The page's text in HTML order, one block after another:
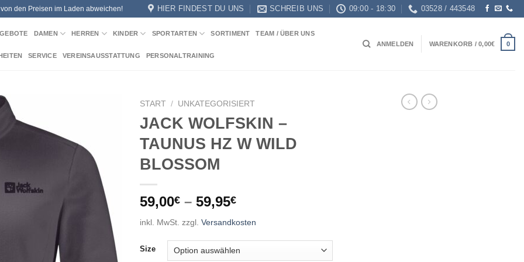
den Preisen im Laden abweichen! HIER FINDEST DU UNS SCHREIB UNS 09:00 - 18:30 03528 / 443548
DAMEN HERREN KINDER SPORTARTEN SORTIMENT TEAM / ÜBER UNS
SERVICE VEREINSAUSSTATTUNG PERSONALTRAINING
ANMELDEN WARENKORB /0,00€ 0
START / UNKATEGORISIERT
JACK WOLFSKIN –
TAUNUS HZ W WILD
BLOSSOM
59,00€ – 59,95€
inkl. MwSt. zzgl. Versandkosten
Size